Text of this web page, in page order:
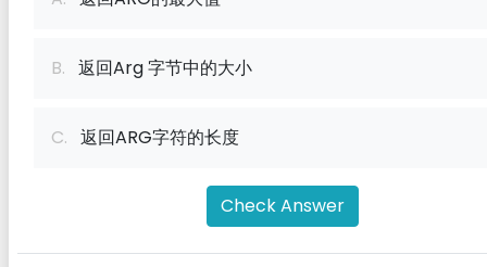
B. 返回Arg 字节中的大小
C. 返回ARG字符的长度
Check Answer